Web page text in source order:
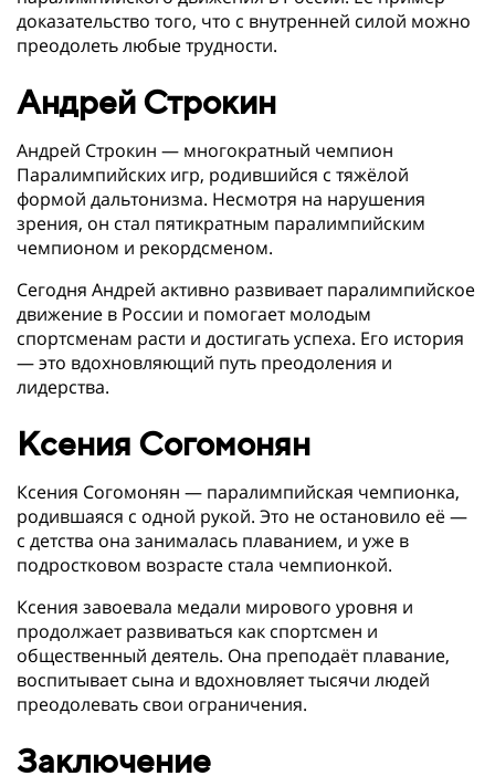
доказательство того, что с внутренней силой можно
преодолеть любые трудности.
Андрей Строкин
Андрей Строкин — многократный чемпион
Паралимпийских игр, родившийся с тяжёлой
формой дальтонизма. Несмотря на нарушения
зрения, он стал пятикратным паралимпийским
чемпионом и рекордсменом.
Сегодня Андрей активно развивает паралимпийское
движение в России и помогает молодым
спортсменам расти и достигать успеха. Его история
— это вдохновляющий путь преодоления и
лидерства.
Ксения Согомонян
Ксения Согомонян — паралимпийская чемпионка,
родившаяся с одной рукой. Это не остановило её —
с детства она занималась плаванием, и уже в
подростковом возрасте стала чемпионкой.
Ксения завоевала медали мирового уровня и
продолжает развиваться как спортсмен и
общественный деятель. Она преподаёт плавание,
воспитывает сына и вдохновляет тысячи людей
преодолевать свои ограничения.
Заключение